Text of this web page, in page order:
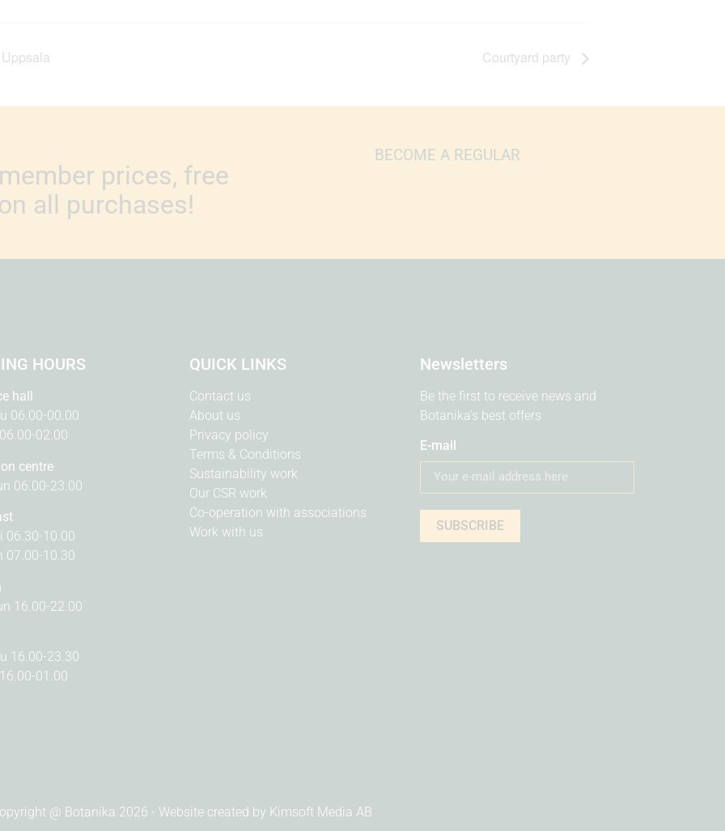
Courtyard party
prices, free
all purchases!
BECOME A REGULAR
HOURS
hall
06.00-00.00
02.00
centre
06.00-23.00
06.30-10.00
07.00-10.30
16.00-22.00
16.00-23.30
01.00
QUICK LINKS
Contact us
About us
Privacy policy
Terms & Conditions
Sustainability work
Our CSR work
Co-operation with associations
Work with us
Newsletters
Be the first to receive news and
Botanika's best offers
E-mail
SUBSCRIBE
@ Botanika 2026 - Website created by Kimsoft Media AB